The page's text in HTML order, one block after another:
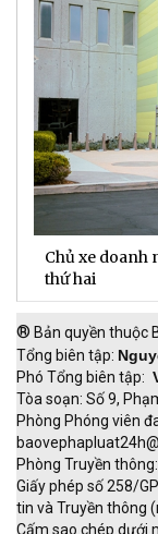
Chủ xe doanh
thứ hai
® Bản quyền thuộc
Tổng biên tập:
Phó Tổng biên tập:
Tòa soạn: Số 9,
Phòng Phóng viên
Phòng Truyền
Giấy phép số 258/
tin và Truyền thông
Cấm sao chép dưới